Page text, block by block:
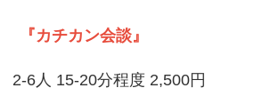
『カチカン会談』
2-6人 15-20分程度 2,500円